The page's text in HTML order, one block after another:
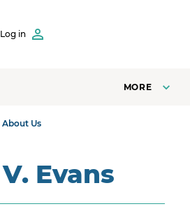
Log in
MORE
About Us
Evans